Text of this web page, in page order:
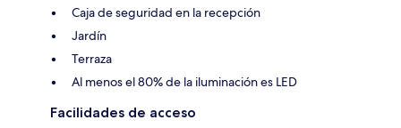
Caja de seguridad en la recepción
Jardín
Terraza
Al menos el 80% de la iluminación es LED
Facilidades de acceso